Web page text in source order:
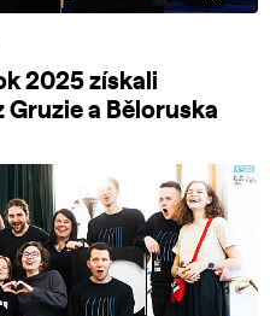
2025 získali
a Běloruska